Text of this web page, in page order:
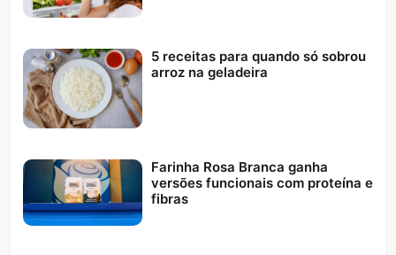
5 receitas para quando só sobrou
arroz na geladeira
Farinha Rosa Branca ganha
versões funcionais com proteína e
fibras